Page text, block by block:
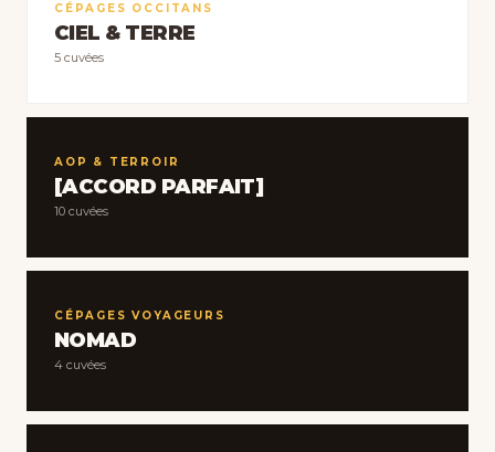
CÉPAGES OCCITANS
CIEL & TERRE
5 cuvées
AOP & TERROIR
[ACCORD PARFAIT]
10 cuvées
CÉPAGES VOYAGEURS
NOMAD
4 cuvées